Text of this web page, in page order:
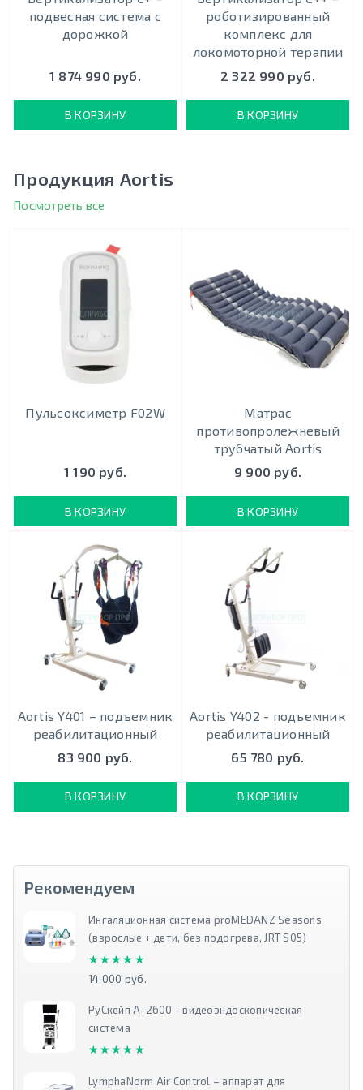
подвесная система с
дорожкой
1 874 990 руб.
В КОРЗИНУ
роботизированный
комплекс для
локомоторной терапии
2 322 990 руб.
В КОРЗИНУ
Продукция Aortis
Посмотреть все
Пульсоксиметр F02W
1 190 руб.
В КОРЗИНУ
Матрас
противопролежневый
трубчатый Aortis
9 900 руб.
В КОРЗИНУ
Aortis Y401 – подъемник
реабилитационный
83 900 руб.
В КОРЗИНУ
Aortis Y402 - подъемник
реабилитационный
65 780 руб.
В КОРЗИНУ
Рекомендуем
Ингаляционная система proMEDANZ Seasons
(взрослые + дети, без подогрева, JRT S05)
★★★★★
★★★★★
14 000 руб.
РуСкейп А-2600 - видеоэндоскопическая
система
★★★★★
★★★★★
LymphaNorm Air Control – аппарат для